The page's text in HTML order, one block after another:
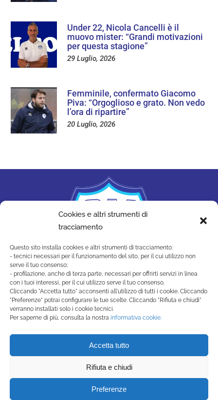
Cookies e altri strumenti di
tracciamento
Questo sito installa cookies e altri strumenti di tracciamento:
- tecnici necessari per il funzionamento del sito, per il cui utilizzo non
serve il tuo consenso;
- profilazione, anche di terza parte, necessari per offrirti servizi in linea
con i tuoi interessi, per il cui utilizzo serve il tuo consenso.
Cliccando "Accetta tutto" acconsenti all'utilizzo di tutti i cookie. Cliccando
"Preferenze" potrai configurare le tue scelte. Cliccando "Rifiuta e chiudi"
verranno installati solo i cookie tecnici.
Per saperne di più, consulta la nostra informativa cookie.
Accetta tutto
Rifiuta e chiudi
Preferenze
Under 22, Nicola Cancelli è il
muovo mister: “Grandi motivazioni
per questa stagione”
29 Luglio, 2026
Femminile, confermato Giacomo
Piva: “Orgoglioso e grato. Non vedo
l’ora di ripartire”
20 Luglio, 2026
SAN MARINO ACADEMY
Strada di Montecchio, 17 47890
(+378) 0549 990515 -
segreteria@sanmarinoacademy.sm
Privacy Policy- Cookie Policy